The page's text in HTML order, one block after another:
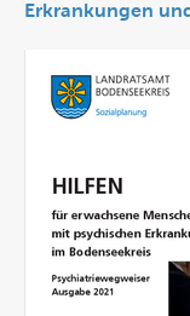
Erkrankungen